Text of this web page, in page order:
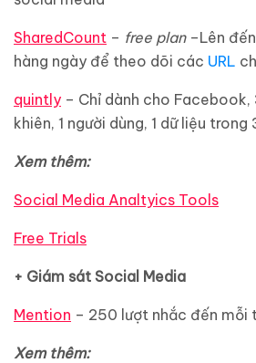
SharedCount – free plan–Lên
hàng ngày để theo dõi các URL
quintly – Chỉ dành cho Facebook,
khiên, 1 người dùng, 1 dữ liệu trong
Xem thêm:
Social Media Analtyics Tools
Free Trials
+ Giám sát Social Media
Mention – 250 lượt nhắc đến mỗi
Xem thêm: